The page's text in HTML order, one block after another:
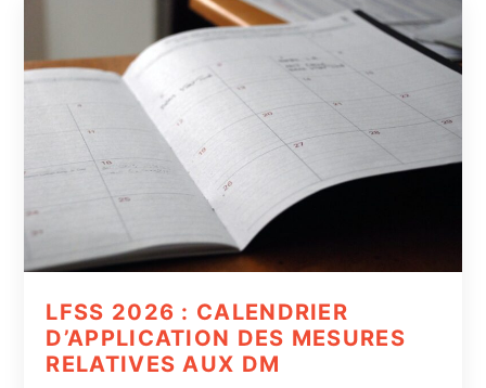
LFSS 2026 : CALENDRIER
D’APPLICATION DES MESURES
RELATIVES AUX DM